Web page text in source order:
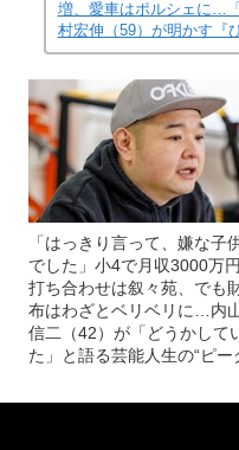
記事を読む 田原俊彦と共
増、愛車はポルシェに…
村宏伸（59）が明かす『
「はっきり言って、嫌な子
でした」小4で月収3000万円
打ち合わせは叙々苑、でも
信二（42）が「どうかして